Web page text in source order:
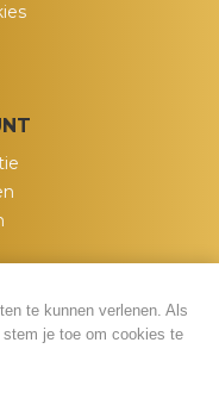
te kunnen verlenen. Als
je toe om cookies te